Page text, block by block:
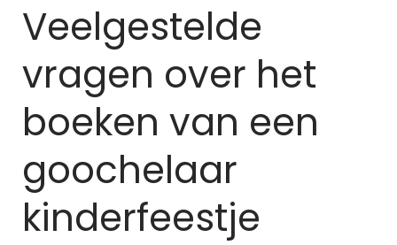
Veelgestelde
vragen over het
boeken van een
goochelaar
kinderfeestje